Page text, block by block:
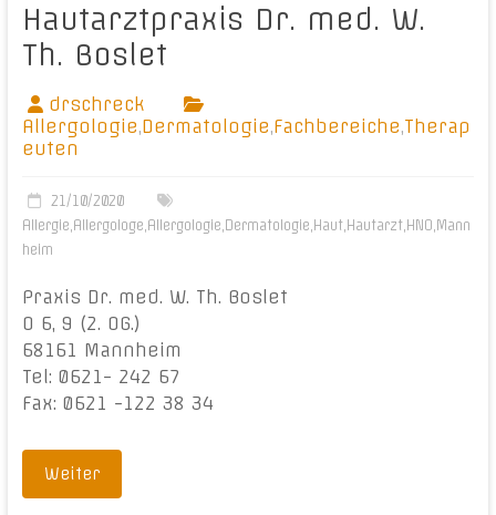
Hautarztpraxis Dr. med. W.
Th. Boslet
drschreck
Allergologie,Dermatologie,Fachbereiche,Therap
euten
21/10/2020
Allergie,Allergologe,Allergologie, Dermatologie, Haut, Hautarzt, HNO, Mann
heim
Praxis Dr. med. W. Th. Boslet
O 6, 9 (2. OG.)
68161 Mannheim
Tel: 0621- 242 67
Fax: 0621 -122 38 34
Weiter